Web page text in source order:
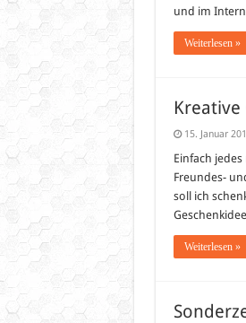
und im
Weiterlesen »
Kreative
15. Januar
Einfach
Freundes-
soll ich
Weiterlesen »